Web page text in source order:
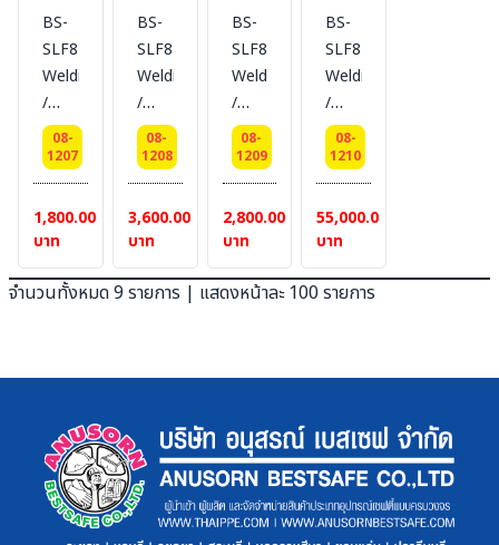
1.25
mm.]
ผ้ากัน
ไฟ /
ผ้ากัน
สะเก็ด
ไฟ
:
1.25
mm.Thk
ต่อ
ม้วน)
#item
1.25
mm.]
ผ้ากัน
ไฟ /
ผ้ากัน
สะเก็ด
ไฟ
:
1.25
mm.Thk
(ราคา
ต่อตา
ราง
เมตร)
mm.]
ผ้ากัน
ไฟ /
ผ้ากัน
สะเก็ด
ไฟ
Size
0.76
mm.Thk
x
ม้วน)
#item
10
mm.]
ผ้ากัน
ไฟ /
ผ้ากัน
สะเก็ด
ไฟ
(ราคา
ต่อตา
ราง
เมตร)
เตา
BS-
SLF84
Welding
/
Blanket
-
Silica
fabric,
Size
0.87
m. x
ผ้ากัน
ไฟซิลิ
ก้า /
กัน
สะเก็ด
08-
1207
1,800.00
บาท
BS-
SLF84
Welding
/
Blanket
-
Silica
fabric,
Size
0.87
m. x
ไฟซิลิ
ก้า /
กัน
สะเก็ด
08-
1208
3,600.00
บาท
BS-
SLF84
Welding
/
Blanket
-
Silica
fabric,
Size
0.87
m. x
ไฟซิลิ
ก้า /
กัน
สะเก็ด
08-
1209
2,800.00
บาท
BS-
SLF84
Welding
/
Blanket
-
Silica
fabric,
Size0.76
mm.
x
°C
ผ้ากัน
ไฟซิลิ
ก้า /
08-
1210
55,000.00
บาท
จำนวนทั้งหมด 9 รายการ | แสดงหน้าละ 100 รายการ